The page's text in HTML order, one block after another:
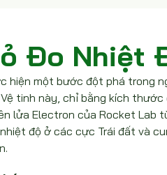
Đo Nhiệt
hiện một bước đột phá trong
tinh này, chỉ bằng kích
lửa Electron của Rocket Lab
nhiệt độ ở các cực Trái đất và